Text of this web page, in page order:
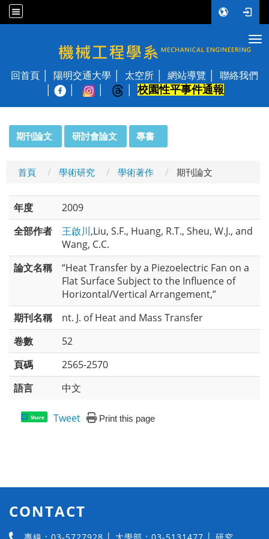
國立陽明交通大學 機械工程學系
回首頁 陽明交通大學 太空所 網站導覽
聯絡我們
校園性平事件通報
期刊論文 研討會論文 專書
首頁 學術研究 學術著作 期刊論文
年度
2009
全部作者
王啟川,Liu, S.F., Huang, R.T., Sheu, W.J., and
Wang, C.C.
論文名稱
“Heat Transfer by a Piezoelectric Fan on a
Flat Surface Subject to the Influence of
Horizontal/Vertical Arrangement,”
期刊名稱
nt. J. of Heat and Mass Transfer
卷數
52
頁碼
2565-2570
語言
中文
Share Tweet Print this page
CONTACT